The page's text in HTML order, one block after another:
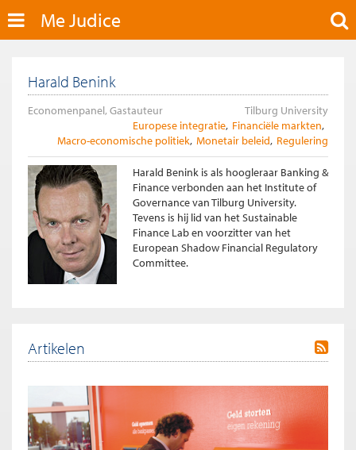
Me Judice
Harald Benink
Economenpanel, Gastauteur
Tilburg University
Europese integratie Financiële markten
Macro-economische politiek Monetair beleid Regulering
Harald Benink is als hoogleraar Banking &
Finance verbonden aan het Institute of
Governance van Tilburg University.
Tevens is hij lid van het Sustainable
Finance Lab en voorzitter van het
European Shadow Financial Regulatory
Committee.
Artikelen